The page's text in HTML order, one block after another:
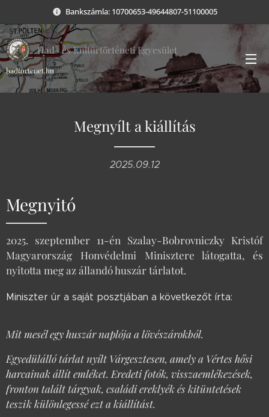
Bankszámla: 10700653-49644807-51100005
Had- és Kultúrtörténeti Egyesület
hadtortenet.hu
Megnyílt a kiállítás
2025.09.12
Megnyitó
2025. szeptember 11-én Szalay-Bobrovniczky Kristóf
Magyarország Honvédelmi Minisztere látogatta, és
nyitotta meg az állandó huszár tárlatot.
Miniszter úr a saját posztjában a következőt írta:
Mit mesél egy huszár naplója a lövészárokból.
Egyedülálló tárlat nyílt Várgesztesen, amely a Vértes hősi
harcainak állít emléket. Eredeti fotók, visszaemlékezések,
fronton talált tárgyak, családi ereklyék és kitüntetések
teszik különlegessé ezt a kiállítást.